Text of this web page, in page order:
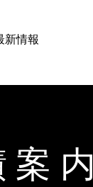
新情報
内